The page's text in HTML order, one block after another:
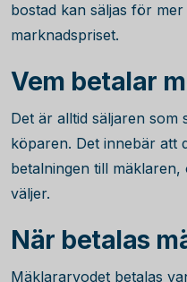
bostad kan säljas för
marknadspriset.
Vem betalar
Det är alltid säljaren
köparen. Det innebär att
betalningen till
väljer.
När betalas
Mäklararvodet betalas